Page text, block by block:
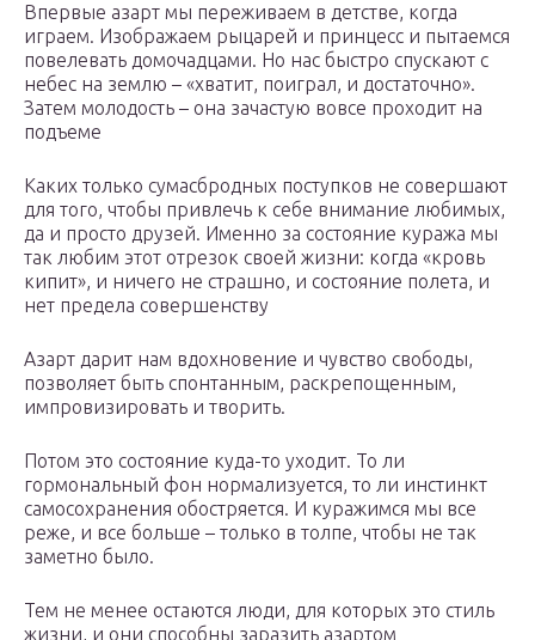
Впервые азарт мы переживаем в детстве, когда
играем. Изображаем рыцарей и принцесс и пытаемся
повелевать домочадцами. Но нас быстро спускают с
небес на землю – «хватит, поиграл, и достаточно».
Затем молодость – она зачастую вовсе проходит на
подъеме
Каких только сумасбродных поступков не совершают
для того, чтобы привлечь к себе внимание любимых,
да и просто друзей. Именно за состояние куража мы
так любим этот отрезок своей жизни: когда «кровь
кипит», и ничего не страшно, и состояние полета, и
нет предела совершенству
Азарт дарит нам вдохновение и чувство свободы,
позволяет быть спонтанным, раскрепощенным,
импровизировать и творить.
Потом это состояние куда-то уходит. То ли
гормональный фон нормализуется, то ли инстинкт
самосохранения обостряется. И куражимся мы все
реже, и все больше – только в толпе, чтобы не так
заметно было.
Тем не менее остаются люди, для которых это стиль
жизни, и они способны заразить азартом